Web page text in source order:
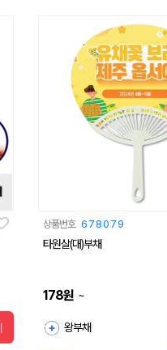
상품번호 678079
타원살(대)부채
178원 ~
왕부채